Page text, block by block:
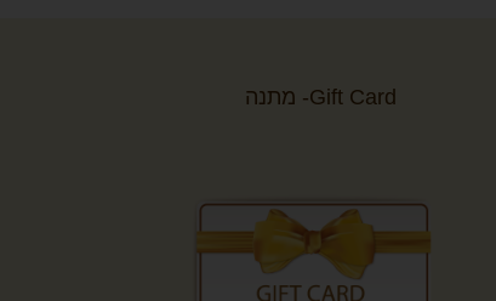
Gift Card- מתנה